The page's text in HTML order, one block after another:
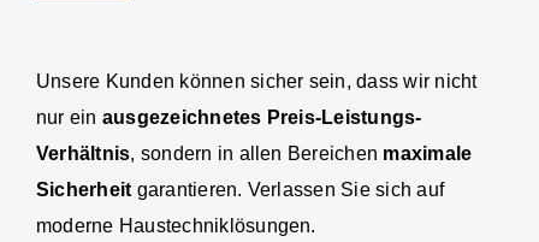
Unsere Kunden können sicher sein, dass wir nicht
nur ein ausgezeichnetes Preis-Leistungs-
Verhältnis, sondern in allen Bereichen maximale
Sicherheit garantieren. Verlassen Sie sich auf
moderne Haustechniklösungen.